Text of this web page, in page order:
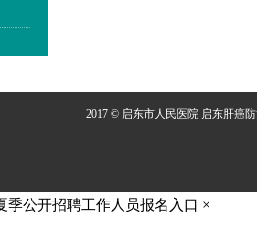
2017 © 启东市人民医院 启东肝癌
季公开招聘工作人员报名入口 ×